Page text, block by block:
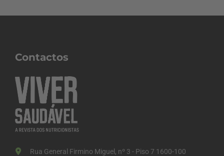
Contactos
Rua General Firmino Miguel, nº 3 - Piso 7 1600-100